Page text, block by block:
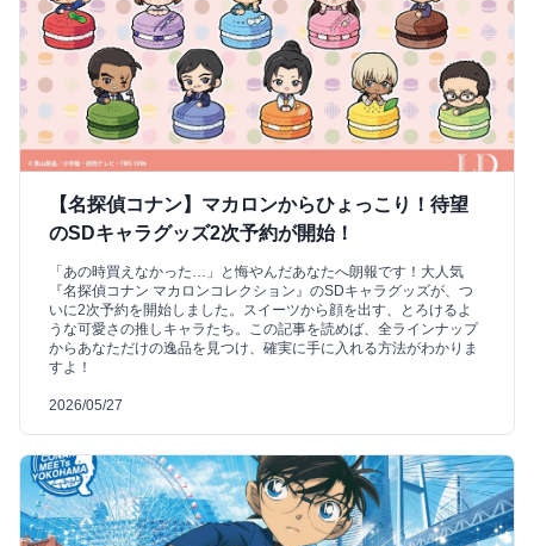
【名探偵コナン】マカロンからひょっこり！待望
のSDキャラグッズ2次予約が開始！
「あの時買えなかった…」と悔やんだあなたへ朗報です！大人気
『名探偵コナン マカロンコレクション』のSDキャラグッズが、つ
いに2次予約を開始しました。スイーツから顔を出す、とろけるよ
うな可愛さの推しキャラたち。この記事を読めば、全ラインナップ
からあなただけの逸品を見つけ、確実に手に入れる方法がわかりま
すよ！
2026/05/27